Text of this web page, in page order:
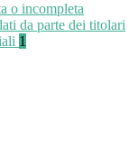
o incompleta
da parte dei titolari
1